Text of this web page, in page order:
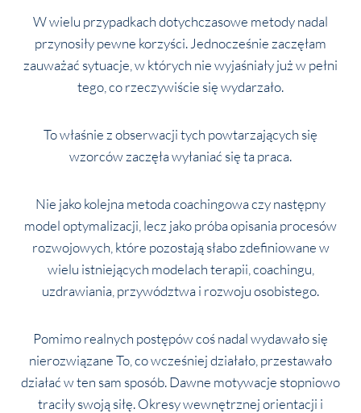
W wielu przypadkach dotychczasowe metody nadal
przynosiły pewne korzyści. Jednocześnie zaczęłam
zauważać sytuacje, w których nie wyjaśniały już w pełni
tego, co rzeczywiście się wydarzało.
To właśnie z obserwacji tych powtarzających się
wzorców zaczęła wyłaniać się ta praca.
Nie jako kolejna metoda coachingowa czy następny
model optymalizacji, lecz jako próba opisania procesów
rozwojowych, które pozostają słabo zdefiniowane w
wielu istniejących modelach terapii, coachingu,
uzdrawiania, przywództwa i rozwoju osobistego.
Pomimo realnych postępów coś nadal wydawało się
nierozwiązane To, co wcześniej działało, przestawało
działać w ten sam sposób. Dawne motywacje stopniowo
traciły swoją siłę. Okresy wewnętrznej orientacji i